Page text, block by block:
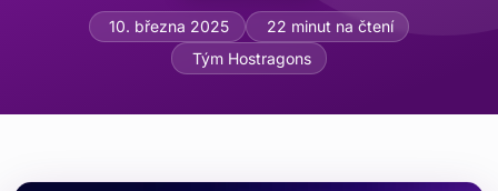
Vývoj technologie haptické zpětné
10. března 2025
22 minut na čtení
Tým Hostragons